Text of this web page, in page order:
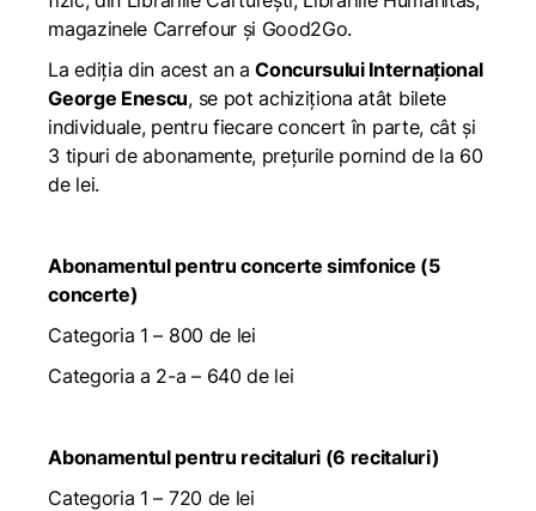
magazinele Carrefour și Good2Go.
La ediția din acest an aConcursului Internațional
George Enescu, se pot achiziționa atât bilete
individuale, pentru fiecare concert în parte, cât și
3 tipuri de abonamente, prețurile pornind de la 60
de lei.
Abonamentul pentru concerte simfonice (5
concerte)
Categoria 1 – 800 de lei
Categoria a 2-a – 640 de lei
Abonamentul pentru recitaluri (6 recitaluri)
Categoria 1 – 720 de lei